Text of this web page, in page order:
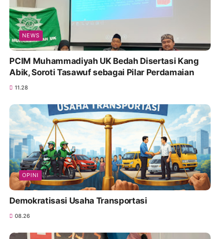
NEWS
PCIM Muhammadiyah UK Bedah Disertasi Kang
Abik, Soroti Tasawuf sebagai Pilar Perdamaian
11.28
OPINI
Demokratisasi Usaha Transportasi
08.26